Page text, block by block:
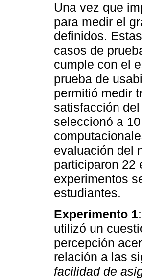
Una vez que
para medir el
definidos.
casos de
cumple con el
prueba de
permitió medir
satisfacción
seleccionó a
evaluación del
participaron 22
experimentos
estudiantes.
Experimento 1
utilizó un
percepción
relación a las
facilidad de